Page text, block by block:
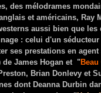
des mélodrames
et américains, Ray
aussi bien que les
: celui d'un
ses prestations en agent
de James Hogan et "Beau
Brian Donlevy et
dont Deanna Durbin